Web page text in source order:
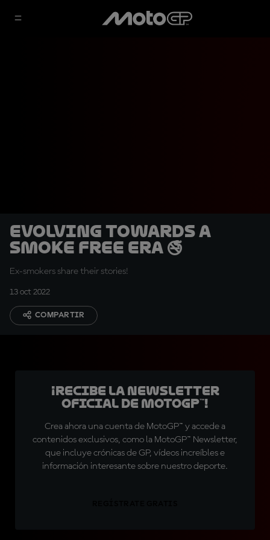
Evolving towards a
smoke free era 🚭
Ex-smokers share their stories!
13 oct 2022
COMPARTIR
¡Recibe la Newsletter
oficial de MotoGP™!
Crea ahora una cuenta de MotoGP™ y accede a
contenidos exclusivos, como la MotoGP™ Newsletter,
que incluye crónicas de GP, vídeos increíbles e
información interesante sobre nuestro deporte.